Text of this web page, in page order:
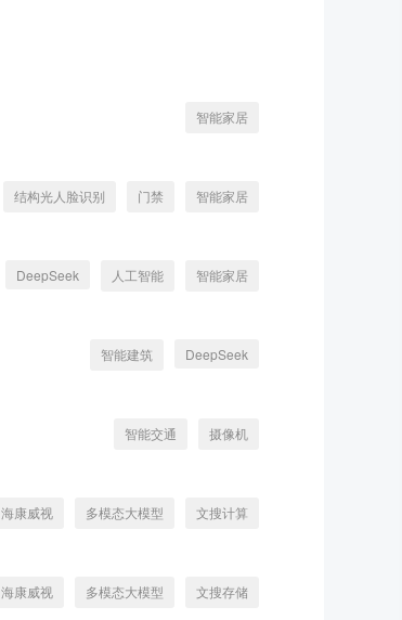
智能家居
结构光人脸识别 门禁 智能家居
DeepSeek 人工智能 智能家居
智能建筑 DeepSeek
智能交通 摄像机
海康威视 多模态大模型 文搜计算
海康威视 多模态大模型 文搜存储